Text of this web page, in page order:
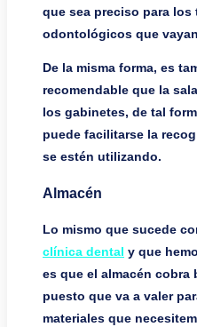
que sea preciso para los
odontológicos que
De la misma forma, es
recomendable que la
los gabinetes, de tal
puede facilitarse la
se estén utilizando.
Almacén
Lo mismo que sucede
clínica dental y que
es que el almacén cobra
puesto que va a valer
materiales que